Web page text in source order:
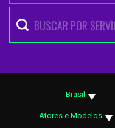
Brasil
Atores e Modelos